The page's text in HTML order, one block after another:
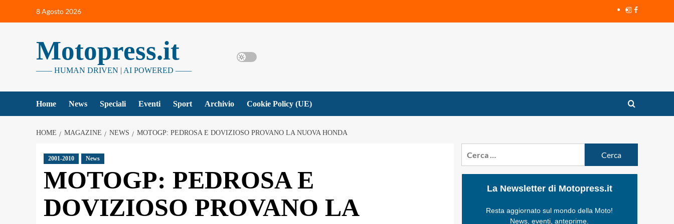
8 Agosto 2026 Instagram
Facebook
Motopress.it
—— HUMAN DRIVEN | AI POWERED ——
Home News Speciali Eventi Sport Archivio Cookie Policy (UE)
HOME MAGAZINE NEWS MOTOGP: PEDROSA E DOVIZIOSO PROVANO LA NUOVA HONDA
2001-2010 News
MOTOGP: PEDROSA E
DOVIZIOSO PROVANO LA
La Newsletter di Motopress.it
Resta aggiornato sul mondo della Moto!
News, eventi, anteprime.